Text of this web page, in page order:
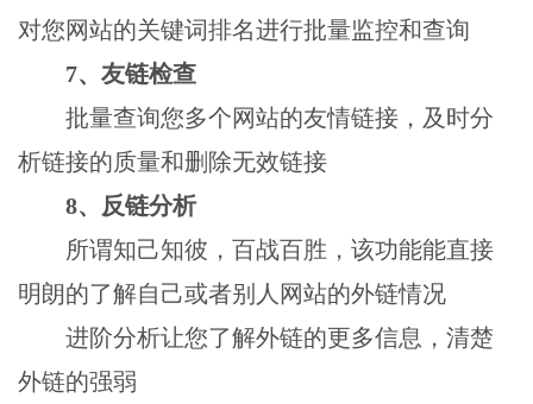
对您网站的关键词排名进行批量监控和查询
7、友链检查
批量查询您多个网站的友情链接，及时分
析链接的质量和删除无效链接
8、反链分析
所谓知己知彼，百战百胜，该功能能直接
明朗的了解自己或者别人网站的外链情况
进阶分析让您了解外链的更多信息，清楚
外链的强弱